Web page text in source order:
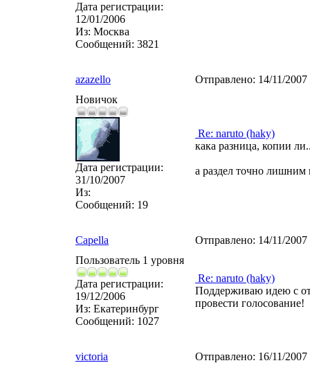
Дата регистрации:
12/01/2006
Из: Москва
Сообщений: 3821
azazello Отправлено: 14/11/
Новичок
Дата регистрации:
31/10/2007
Из:
Сообщений: 19
Re: naruto (haky)
кака разница, копии
а раздел точно лишним
Capella Отправлено: 14/11/
Пользователь 1 уровня
Дата регистрации:
19/12/2006
Из: Екатеринбург
Сообщений: 1027
Re: naruto (haky)
Поддерживаю идею с
провести голосование!
victoria Отправлено: 16/11/